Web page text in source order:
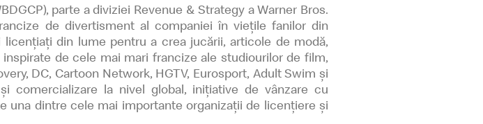
parte a diviziei Revenue & Strategy a Warner Bros.
de divertisment al companiei în viețile fanilor din
din lume pentru a crea jucării, articole de modă,
de cele mai mari francize ale studiourilor de film,
DC, Cartoon Network, HGTV, Eurosport, Adult Swim și
comercializare la nivel global, inițiative de vânzare cu
una dintre cele mai importante organizații de licențiere și